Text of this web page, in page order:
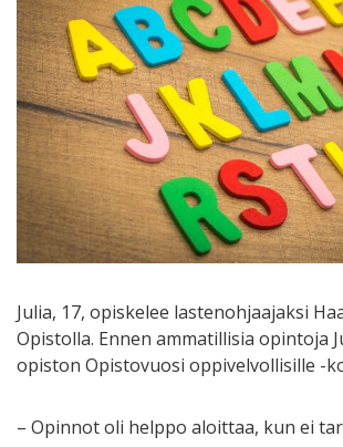
Julia, 17, opiskelee lastenohjaajaksi
Opistolla. Ennen ammatillisia opintoja
opiston Opistovuosi oppivelvollisille -
– Opinnot oli helppo aloittaa, kun ei